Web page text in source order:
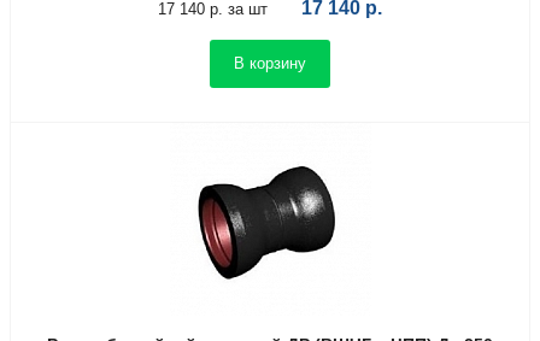
17 140 р. за шт 17 140 р.
В корзину